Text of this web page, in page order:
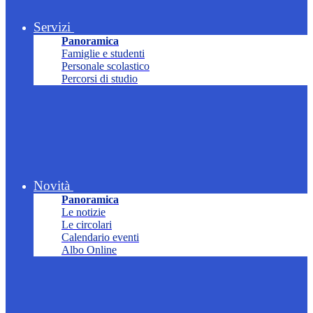
Servizi
Panoramica
Famiglie e studenti
Personale scolastico
Percorsi di studio
Novità
Panoramica
Le notizie
Le circolari
Calendario eventi
Albo Online